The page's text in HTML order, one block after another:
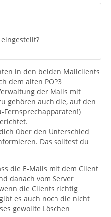
in den beiden Mailclients
dem alten POP3
der Mails mit
gehören auch die, auf den
Fernsprechapparaten!)
über den Unterschied
Das solltest du
die E-Mails mit dem Client
danach vom Server
die Clients richtig
es auch noch die nicht
gewollte Löschen